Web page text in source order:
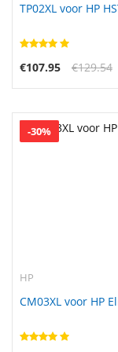
€107.95 €129.54
-30%
HP
CM03XL voor HP